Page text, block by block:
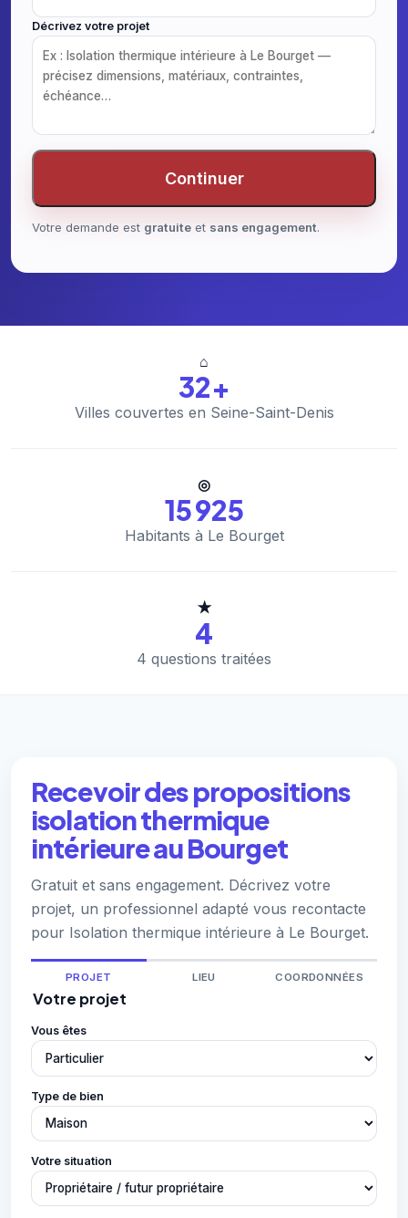
Décrivez votre projet
Continuer
Votre demande est gratuite et sans engagement.
⌂
32+
Villes couvertes en Seine-Saint-Denis
◎
15 925
Habitants à Le Bourget
★
4
4 questions traitées
Recevoir des propositions
isolation thermique
intérieure au Bourget
Gratuit et sans engagement. Décrivez votre
projet, un professionnel adapté vous recontacte
pour Isolation thermique intérieure à Le Bourget.
PROJET LIEU COORDONNÉES
Votre projet
Vous êtes
Type de bien
Votre situation